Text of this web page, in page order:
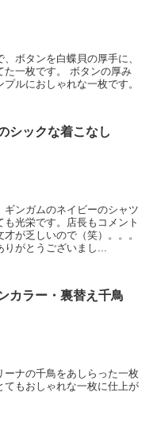
ボタンを白蝶貝の厚手に、
た一枚です。 ボタンの厚み
ルにおしゃれな一枚です。
シックな着こなし
ンガムのネイビーのシャツ
光栄です。店長もコメント
が乏しいので（笑）。。。
りがとうございまし...
カラー・裏替え千鳥
ーナの千鳥をあしらった一枚
もおしゃれな一枚に仕上が